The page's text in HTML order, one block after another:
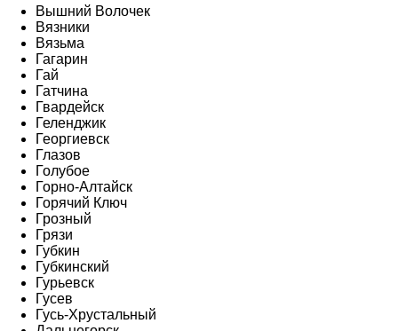
Вышний Волочек
Вязники
Вязьма
Гагарин
Гай
Гатчина
Гвардейск
Геленджик
Георгиевск
Глазов
Голубое
Горно-Алтайск
Горячий Ключ
Грозный
Грязи
Губкин
Губкинский
Гурьевск
Гусев
Гусь-Хрустальный